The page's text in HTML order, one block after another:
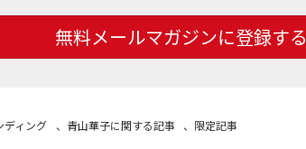
無料メールマガジンに登録する
ディング 、 青山華子に関する記事 、 限定記事